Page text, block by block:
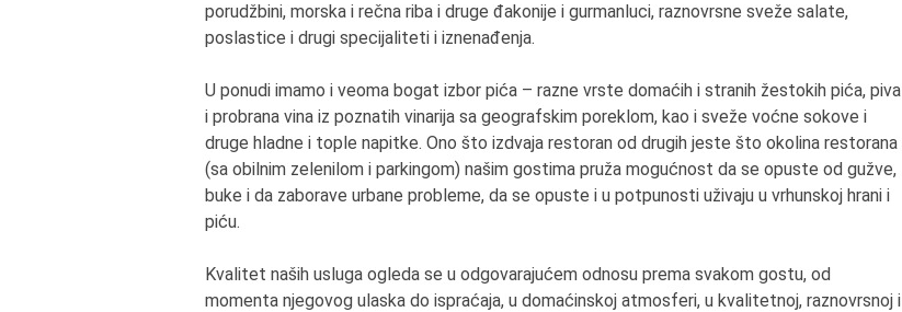
porudžbini, morska i rečna riba i druge đakonije i gurmanluci, raznovrsne sveže salate,
poslastice i drugi specijaliteti i iznenađenja.
U ponudi imamo i veoma bogat izbor pića – razne vrste domaćih i stranih žestokih pića, piva
i probrana vina iz poznatih vinarija sa geografskim poreklom, kao i sveže voćne sokove i
druge hladne i tople napitke. Ono što izdvaja restoran od drugih jeste što okolina restorana
(sa obilnim zelenilom i parkingom) našim gostima pruža mogućnost da se opuste od gužve,
buke i da zaborave urbane probleme, da se opuste i u potpunosti uživaju u vrhunskoj hrani i
piću.
Kvalitet naših usluga ogleda se u odgovarajućem odnosu prema svakom gostu, od
momenta njegovog ulaska do ispraćaja, u domaćinskoj atmosferi, u kvalitetnoj, raznovrsnoj i